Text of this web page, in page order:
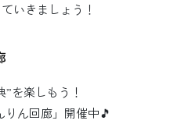
いきましょう！
を楽しもう！
ん回廊」開催中🎵